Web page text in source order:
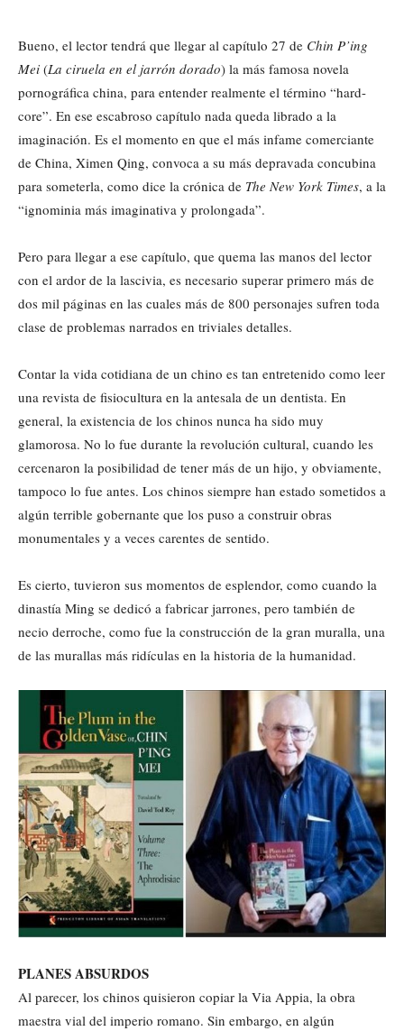
Bueno, el lector tendrá que llegar al capítulo 27 de Chin P’ing
Mei (La ciruela en el jarrón dorado) la más famosa novela
pornográfica china, para entender realmente el término “hard-
core”. En ese escabroso capítulo nada queda librado a la
imaginación. Es el momento en que el más infame comerciante
de China, Ximen Qing, convoca a su más depravada concubina
para someterla, como dice la crónica de The New York Times, a la
“ignominia más imaginativa y prolongada”.
Pero para llegar a ese capítulo, que quema las manos del lector
con el ardor de la lascivia, es necesario superar primero más de
dos mil páginas en las cuales más de 800 personajes sufren toda
clase de problemas narrados en triviales detalles.
Contar la vida cotidiana de un chino es tan entretenido como leer
una revista de fisiocultura en la antesala de un dentista. En
general, la existencia de los chinos nunca ha sido muy
glamorosa. No lo fue durante la revolución cultural, cuando les
cercenaron la posibilidad de tener más de un hijo, y obviamente,
tampoco lo fue antes. Los chinos siempre han estado sometidos a
algún terrible gobernante que los puso a construir obras
monumentales y a veces carentes de sentido.
Es cierto, tuvieron sus momentos de esplendor, como cuando la
dinastía Ming se dedicó a fabricar jarrones, pero también de
necio derroche, como fue la construcción de la gran muralla, una
de las murallas más ridículas en la historia de la humanidad.
PLANES ABSURDOS
Al parecer, los chinos quisieron copiar la Via Appia, la obra
maestra vial del imperio romano. Sin embargo, en algún